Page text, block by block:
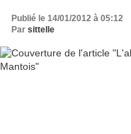
Publié le 14/01/2012 à 05:12
Par sittelle